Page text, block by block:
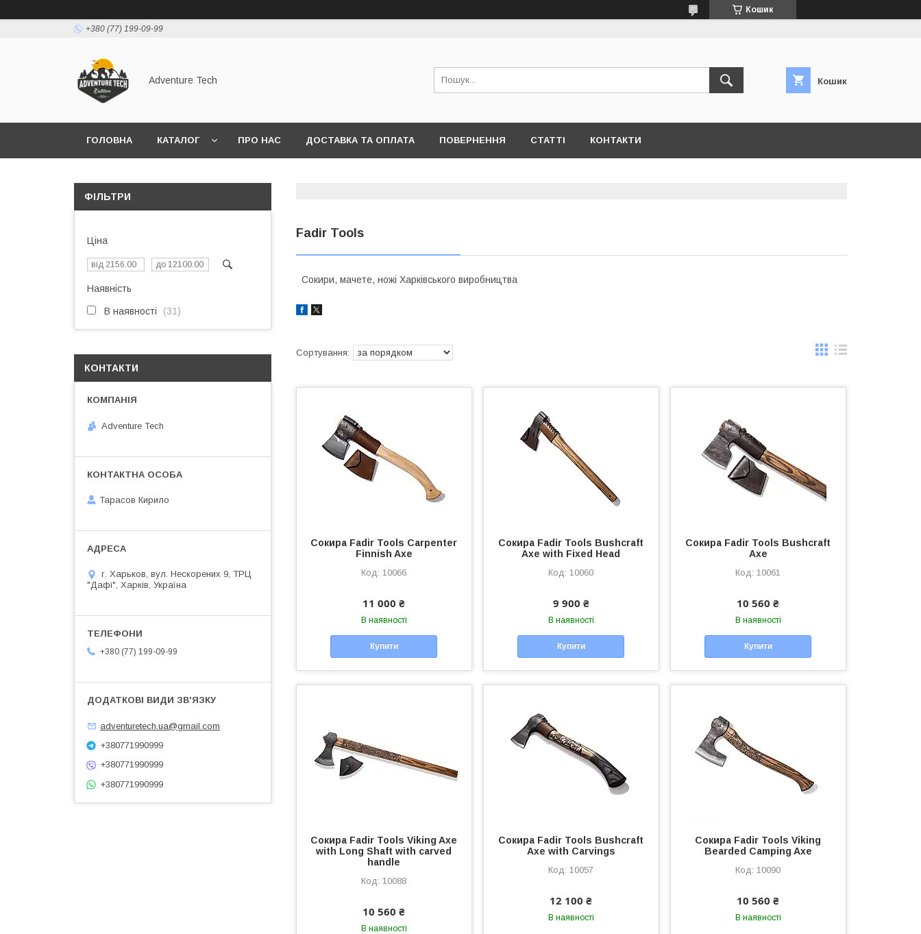
Кошик
+380 (77) 199-09-99
Adventure Tech Кошик
ГОЛОВНА КАТАЛОГ ПРО НАС ДОСТАВКА ТА ОПЛАТА ПОВЕРНЕННЯ СТАТТІ КОНТАКТИ
Fadir Tools
Сокири, мачете, ножі Харківського виробництва
Сокира Fadir Tools Carpenter
Finnish Axe
10066
11 000 ₴
В наявності
Купити
Сокира Fadir Tools Bushcraft
Axe with Fixed Head
10060
9 900 ₴
В наявності
Купити
Сокира Fadir Tools Bushcraft
Axe
10061
10 560 ₴
В наявності
Купити
Сокира Fadir Tools Viking Axe
with Long Shaft with carved
handle
10088
10 560 ₴
В наявності
Сокира Fadir Tools Bushcraft
Axe with Carvings
10057
12 100 ₴
В наявності
Сокира Fadir Tools Viking
Bearded Camping Axe
10090
10 560 ₴
В наявності
ФІЛЬТРИ
Ціна
Наявність
В наявності 31
КОНТАКТИ
Adventure Tech
Тарасов Кирило
г. Харьков, вул. Нескорених 9, ТРЦ
"Дафі", Харків, Україна
+380 (77) 199-09-99
adventuretech.ua@gmail.com
+380771990999
+380771990999
+380771990999